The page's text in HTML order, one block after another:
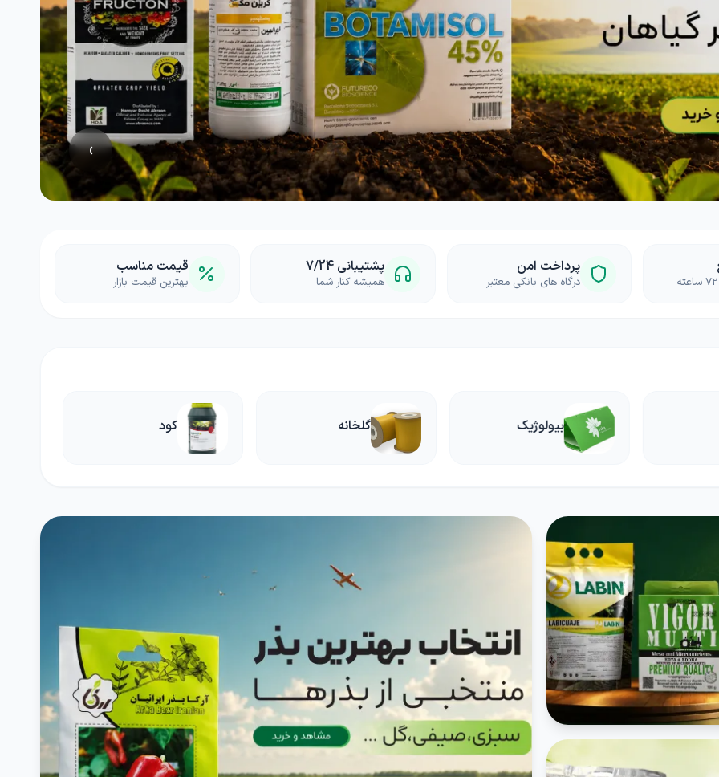
چسب، محافظ، دورکننده ها
گرانولی
ریشه زا
غلات
بذر خانگی
غده و پیاز
دانه‌های روغنی
دستگاه و ماشین آلات
گرین وال و روف گاردن
›
پرداخت امن
درگاه های بانکی معتبر
پشتیبانی 7/24
همیشه کنار شما
قیمت مناسب
بهترین قیمت بازار
گلخانه کود بذر